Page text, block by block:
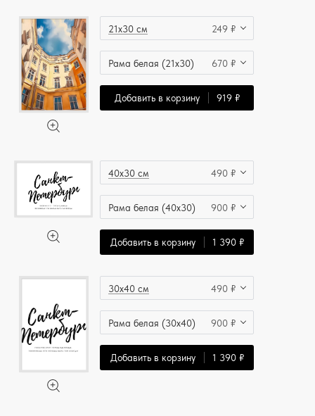
21x30 см 249 ₽
Рама белая (21x30) 670 ₽
Добавить в корзину 919 ₽
40x30 см 490 ₽
Рама белая (40x30) 900 ₽
Добавить в корзину 1 390 ₽
30x40 см 490 ₽
Рама белая (30x40) 900 ₽
Добавить в корзину 1 390 ₽